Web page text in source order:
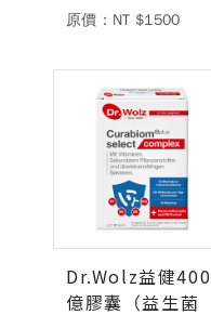
原價：NT $1500
Dr.Wolz益健400
億膠囊（益生菌
百靈油粉絲團
德風健康館
登入